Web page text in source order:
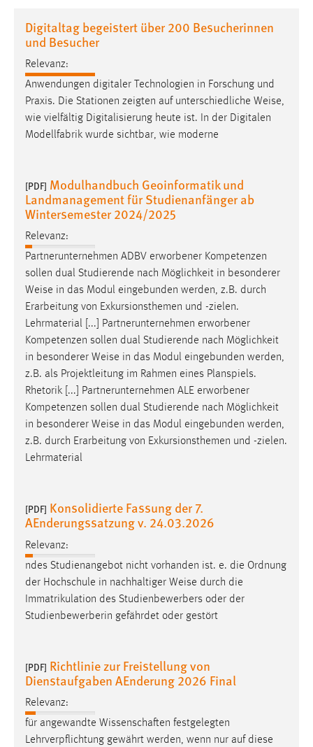
Digitaltag begeistert über 200 Besucherinnen
und Besucher
Relevanz:
Anwendungen digitaler Technologien in Forschung und
Praxis. Die Stationen zeigten auf unterschiedliche Weise,
wie vielfältig Digitalisierung heute ist. In der Digitalen
Modellfabrik wurde sichtbar, wie moderne
[PDF] Modulhandbuch Geoinformatik und
Landmanagement für Studienanfänger ab
Wintersemester 2024/2025
Relevanz:
Partnerunternehmen ADBV erworbener Kompetenzen
sollen dual Studierende nach Möglichkeit in besonderer
Weise in das Modul eingebunden werden, z.B. durch
Erarbeitung von Exkursionsthemen und -zielen.
Lehrmaterial [...] Partnerunternehmen erworbener
Kompetenzen sollen dual Studierende nach Möglichkeit
in besonderer Weise in das Modul eingebunden werden,
z.B. als Projektleitung im Rahmen eines Planspiels.
Rhetorik [...] Partnerunternehmen ALE erworbener
Kompetenzen sollen dual Studierende nach Möglichkeit
in besonderer Weise in das Modul eingebunden werden,
z.B. durch Erarbeitung von Exkursionsthemen und -zielen.
Lehrmaterial
[PDF] Konsolidierte Fassung der 7.
AEnderungssatzung v. 24.03.2026
Relevanz:
ndes Studienangebot nicht vorhanden ist. e. die Ordnung
der Hochschule in nachhaltiger Weise durch die
Immatrikulation des Studienbewerbers oder der
Studienbewerberin gefährdet oder gestört
[PDF] Richtlinie zur Freistellung von
Dienstaufgaben AEnderung 2026 Final
Relevanz:
für angewandte Wissenschaften festgelegten
Lehrverpflichtung gewährt werden, wenn nur auf diese
Name:
staticfilecache
Zweck:
Für performante Seitenauslieferung wird in diesem Cookie
Sprachpräferenz
Name:
site-language-preference
Zweck:
Das Cookie speichert die gewählte Sprache der Website.
Cookie Laufzeit:
30 Tage
Chat
Name:
MibewSessionID, MIBEW_UserID, mibew_locale, mibew-
Zweck:
Wird benötigt um die Chatfunktion nutzen zu können.
5e9dbeb1811c0446 = Sitzungslaufzeit, mibew_locale = 3
Jahre, MIBEW_UserID = 1 Jahr
Login
Name:
fe_user, be_user, be_lastLoginProvider
einloggen zu können.
24 Stunden